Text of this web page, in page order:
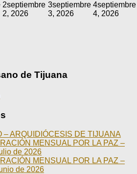
2septiembre
2, 2026
3septiembre
3, 2026
4septiembre
4, 2026
de Tijuana
– ARQUIDIÓCESIS DE TIJUANA
MENSUAL POR LA PAZ –
de 2026
MENSUAL POR LA PAZ –
de 2026